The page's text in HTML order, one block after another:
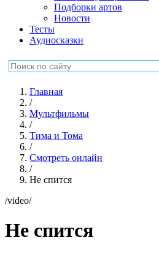
Подборки артов
Новости
Тесты
Аудиосказки
Главная
/
Мультфильмы
/
Тима и Тома
/
Смотреть онлайн
/
Не спится
/video/
Не спится